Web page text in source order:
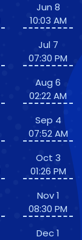
Jun 8
10:03 AM
Jul 7
07:30 PM
Aug 6
02:22 AM
Sep 4
07:52 AM
Oct 3
01:26 PM
Nov 1
08:30 PM
Dec 1